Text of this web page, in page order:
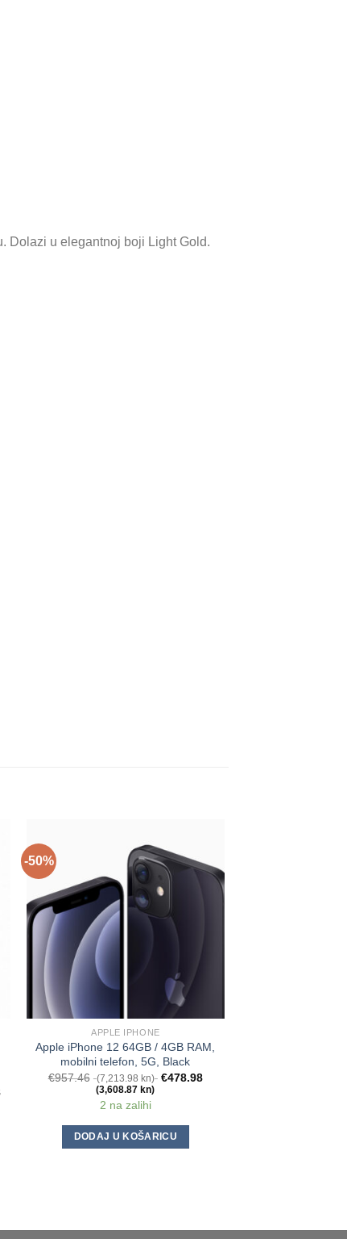
Dolazi u elegantnoj boji Light Gold.
-50%
APPLE IPHONE
Apple iPhone 12 64GB / 4GB RAM,
mobilni telefon, 5G, Black
€957.46 (7,213.98 kn) €478.98
(3,608.87 kn)
2 na zalihi
DODAJ U KOŠARICU